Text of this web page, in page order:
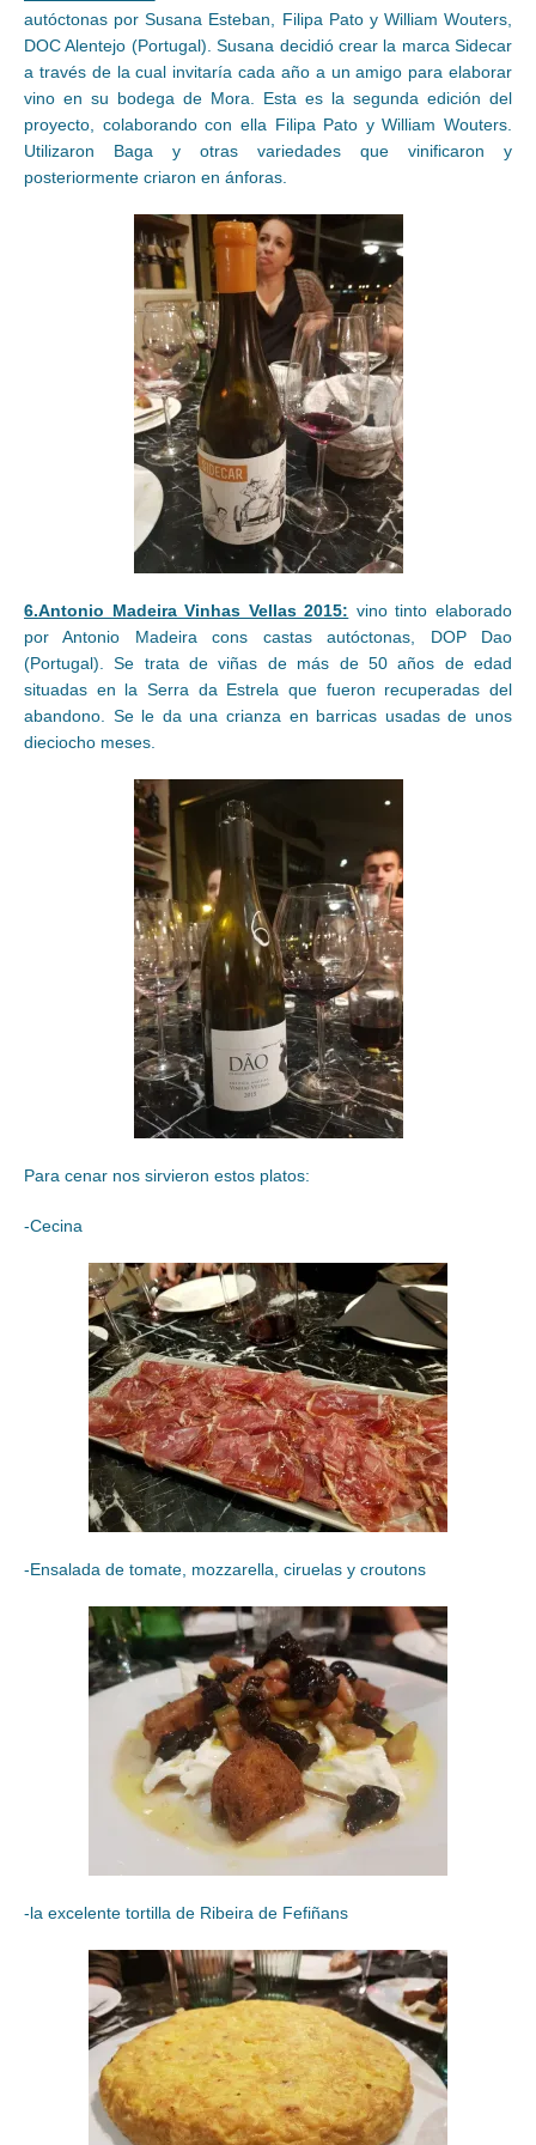
autóctonas por Susana Esteban, Filipa Pato y William Wouters,
DOC Alentejo (Portugal). Susana decidió crear la marca Sidecar
a través de la cual invitaría cada año a un amigo para elaborar
vino en su bodega de Mora. Esta es la segunda edición del
proyecto, colaborando con ella Filipa Pato y William Wouters.
Utilizaron Baga y otras variedades que vinificaron y
posteriormente criaron en ánforas.
6.Antonio Madeira Vinhas Vellas 2015: vino tinto elaborado
por Antonio Madeira cons castas autóctonas, DOP Dao
(Portugal). Se trata de viñas de más de 50 años de edad
situadas en la Serra da Estrela que fueron recuperadas del
abandono. Se le da una crianza en barricas usadas de unos
dieciocho meses.
Para cenar nos sirvieron estos platos:
-Cecina
-Ensalada de tomate, mozzarella, ciruelas y croutons
-la excelente tortilla de Ribeira de Fefiñans